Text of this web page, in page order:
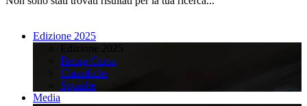
Edizione 2025
Recap Corsa
Classifiche
Squadre
Media